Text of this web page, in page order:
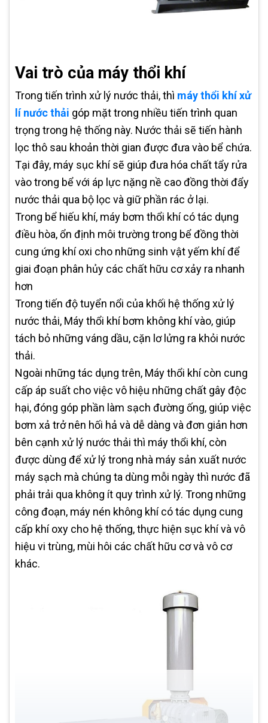
Vai trò của máy thổi khí
Trong tiến trình xử lý nước thải, thì máy thổi khí xử
lí nước thải góp mặt trong nhiều tiến trình quan
trọng trong hệ thống này. Nước thải sẽ tiến hành
lọc thô sau khoản thời gian được đưa vào bể chứa.
Tại đây, máy sục khí sẽ giúp đưa hóa chất tẩy rửa
vào trong bể với áp lực nặng nề cao đồng thời đẩy
nước thải qua bộ lọc và giữ phần rác ở lại.
Trong bể hiếu khí, máy bơm thổi khí có tác dụng
điều hòa, ổn định môi trường trong bể đồng thời
cung ứng khí oxi cho những sinh vật yếm khí để
giai đoạn phân hủy các chất hữu cơ xảy ra nhanh
hơn
Trong tiến độ tuyển nổi của khối hệ thống xử lý
nước thải, Máy thổi khí bơm không khí vào, giúp
tách bỏ những váng dầu, cặn lơ lửng ra khỏi nước
thải.
Ngoài những tác dụng trên, Máy thổi khí còn cung
cấp áp suất cho việc vô hiệu những chất gây độc
hại, đóng góp phần làm sạch đường ống, giúp việc
bơm xả trở nên hối hả và dễ dàng và đơn giản hơn
bên cạnh xử lý nước thải thì máy thổi khí, còn
được dùng để xử lý trong nhà máy sản xuất nước
máy sạch mà chúng ta dùng mỗi ngày thì nước đã
phải trải qua không ít quy trình xử lý. Trong những
công đoạn, máy nén không khí có tác dụng cung
cấp khí oxy cho hệ thống, thực hiện sục khí và vô
hiệu vi trùng, mùi hôi các chất hữu cơ và vô cơ
khác.